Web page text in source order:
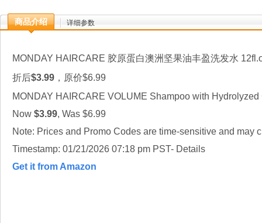
商品介绍 详细参数
MONDAY HAIRCARE 胶原蛋白澳洲坚果油丰盈洗发水
折后$3.99 ，原价$6.99
MONDAY HAIRCARE VOLUME Shampoo with
Now $3.99, Was $6.99
Note: Prices and Promo Codes are time-sensitive and may
Timestamp: 01/21/2026 07:18 pm PST- Details
Get it from Amazon